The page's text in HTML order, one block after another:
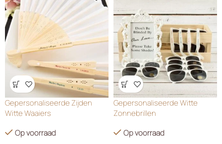
Wensenlijst
Gepersonaliseerde Zijden
Witte Waaiers
Op voorraad
Wensenlijst
Gepersonaliseerde Witte
Zonnebrillen
Op voorraad